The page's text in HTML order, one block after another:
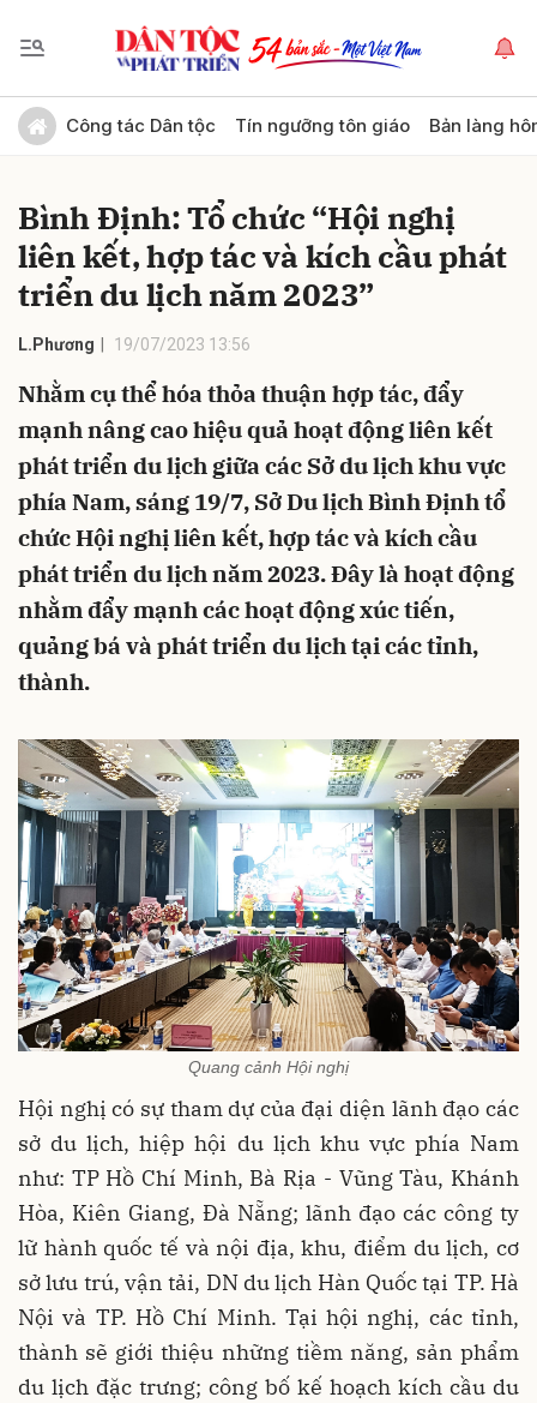
Công tác Dân tộc Tín ngưỡng tôn giáo Bản làng
Bình Định: Tổ chức “Hội nghị
liên kết, hợp tác và kích cầu phát
triển du lịch năm 2023”
L.Phương 19/07/2023 13:56
Nhằm cụ thể hóa thỏa thuận hợp tác, đẩy
mạnh nâng cao hiệu quả hoạt động liên kết
phát triển du lịch giữa các Sở du lịch khu vực
phía Nam, sáng 19/7, Sở Du lịch Bình Ðịnh tổ
chức Hội nghị liên kết, hợp tác và kích cầu
phát triển du lịch năm 2023. Ðây là hoạt động
nhằm đẩy mạnh các hoạt động xúc tiến,
quảng bá và phát triển du lịch tại các tỉnh,
thành.
Quang cảnh Hội nghị
Hội nghị có sự tham dự của đại diện lãnh đạo các
sở du lịch, hiệp hội du lịch khu vực phía Nam
như: TP Hồ Chí Minh, Bà Rịa - Vũng Tàu, Khánh
Hòa, Kiên Giang, Đà Nẵng; lãnh đạo các công ty
lữ hành quốc tế và nội địa, khu, điểm du lịch, cơ
sở lưu trú, vận tải, DN du lịch Hàn Quốc tại TP. Hà
Nội và TP. Hồ Chí Minh. Tại hội nghị, các tỉnh,
thành sẽ giới thiệu những tiềm năng, sản phẩm
du lịch đặc trưng; công bố kế hoạch kích cầu du
Gửi bình luận